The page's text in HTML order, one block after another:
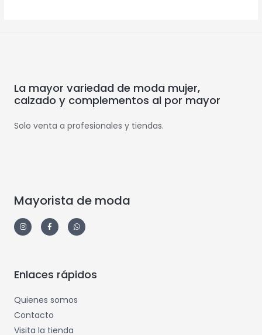
La mayor variedad de moda mujer,
calzado y complementos al por mayor
Solo venta a profesionales y tiendas.
Mayorista de moda
Enlaces rápidos
Quienes somos
Contacto
Visita la tienda